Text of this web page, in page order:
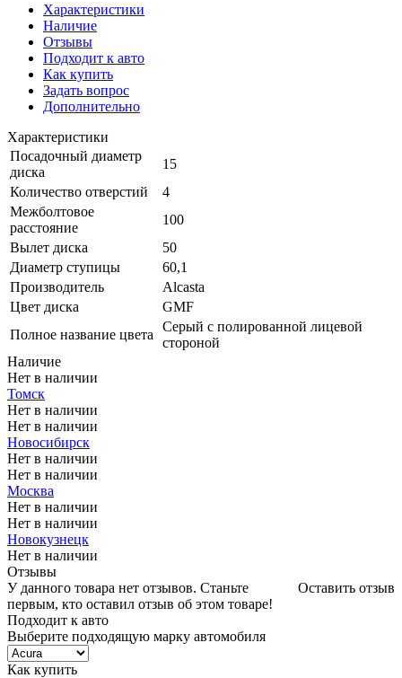
Характеристики
Наличие
Отзывы
Подходит к авто
Как купить
Задать вопрос
Дополнительно
Характеристики
Посадочный диаметр
диска
15
Количество отверстий
4
Межболтовое
расстояние
100
Вылет диска
50
Диаметр ступицы
60,1
Производитель
Alcasta
Цвет диска
GMF
Полное название цвета
Серый с полированной лицевой
стороной
Наличие
Нет в наличии
Томск
Нет в наличии
Нет в наличии
Новосибирск
Нет в наличии
Нет в наличии
Москва
Нет в наличии
Нет в наличии
Новокузнецк
Нет в наличии
Отзывы
Оставить отзыв
У данного товара нет отзывов. Станьте
первым, кто оставил отзыв об этом товаре!
Подходит к авто
Выберите подходящую марку автомобиля
Как купить